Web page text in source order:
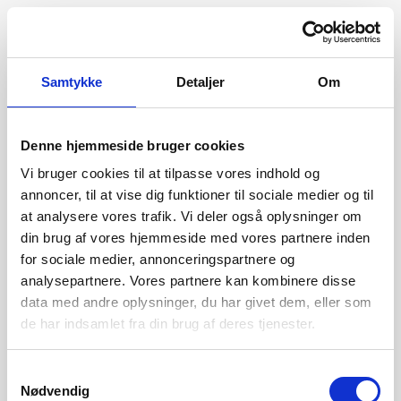
Samtykke Detaljer Om
Denne hjemmeside bruger cookies
Vi bruger cookies til at tilpasse vores indhold og
annoncer, til at vise dig funktioner til sociale medier og til
at analysere vores trafik. Vi deler også oplysninger om
din brug af vores hjemmeside med vores partnere inden
for sociale medier, annonceringspartnere og
analysepartnere. Vores partnere kan kombinere disse
data med andre oplysninger, du har givet dem, eller som
de har indsamlet fra din brug af deres tjenester.
Nødvendig
404